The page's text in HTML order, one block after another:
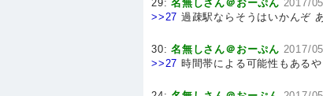
29:名無しさん＠おーぷん 2017/
>>27 過疎駅ならそうはいかんぞ
30:名無しさん＠おーぷん 2017/
>>27 時間帯による可能性もあるや